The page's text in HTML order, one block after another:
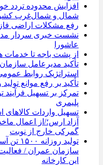
افزایش محدوده تردد
شمال و شمال‌غرب
رفع مشکلات اراضی فاز ۲ خاوران با جدیت دنبال می‌شود
عاشورا
از پشت باجه تا
تأکید مدیرعامل
استراتژیک روابط
تأکید بر رفع موانع
تمرکز بر تسهیل
پلیمری
تسهیل واردات
گمرکی خارج از نوبت
تولید
سازمان عمران /
این کارخانه